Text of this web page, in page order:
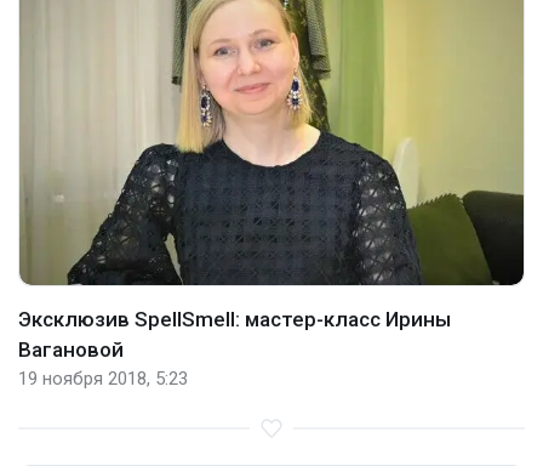
Эксклюзив SpellSmell: мастер-класс Ирины
Вагановой
19 ноября 2018, 5:23